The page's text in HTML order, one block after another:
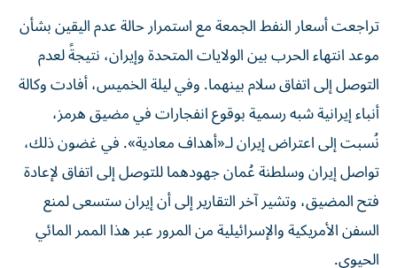
تراجعت أسعار النفط الجمعة مع استمرار حالة عدم اليقين بشأن
موعد انتهاء الحرب بين الولايات المتحدة وإيران، نتيجةً لعدم
التوصل إلى اتفاق سلام بينهما. وفي ليلة الخميس، أفادت وكالة
أنباء إيرانية شبه رسمية بوقوع انفجارات في مضيق هرمز،
نُسبت إلى اعتراض إيران لـ«أهداف معادية». في غضون ذلك،
تواصل إيران وسلطنة عُمان جهودهما للتوصل إلى اتفاق لإعادة
فتح المضيق، وتشير آخر التقارير إلى أن إيران ستسعى لمنع
السفن الأمريكية والإسرائيلية من المرور عبر هذا الممر المائي
الحيوي.